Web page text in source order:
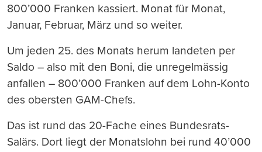
800’000 Franken kassiert. Monat für Monat,
Januar, Februar, März und so weiter.
Um jeden 25. des Monats herum landeten per
Saldo – also mit den Boni, die unregelmässig
anfallen – 800’000 Franken auf dem Lohn-Konto
des obersten GAM-Chefs.
Das ist rund das 20-Fache eines Bundesrats-
Salärs. Dort liegt der Monatslohn bei rund 40’000